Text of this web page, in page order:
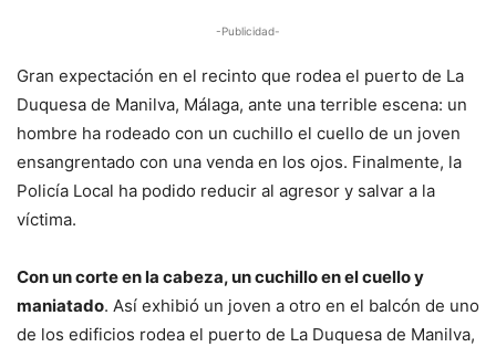
-Publicidad-
Gran expectación en el recinto que rodea el puerto de La
Duquesa de Manilva, Málaga, ante una terrible escena: un
hombre ha rodeado con un cuchillo el cuello de un joven
ensangrentado con una venda en los ojos. Finalmente, la
Policía Local ha podido reducir al agresor y salvar a la
víctima.
Con un corte en la cabeza, un cuchillo en el cuello y
maniatado. Así exhibió un joven a otro en el balcón de uno
de los edificios rodea el puerto de La Duquesa de Manilva,